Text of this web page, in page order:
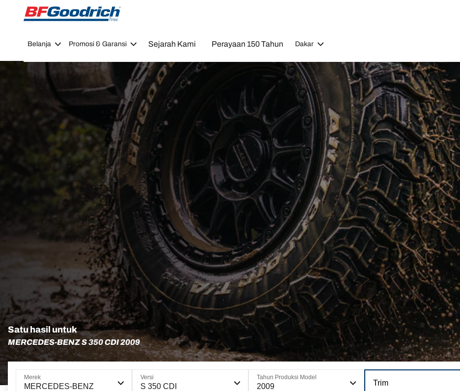
Go to page content
Go to page navigation
Belanja Promosi & Garansi Sejarah Kami Perayaan 150 Tahun Dakar
Satu hasil untuk
MERCEDES-BENZ S 350 CDI 2009
Merek
MERCEDES-BENZ
Versi
S 350 CDI
Tahun Produksi Model
2009 Trim